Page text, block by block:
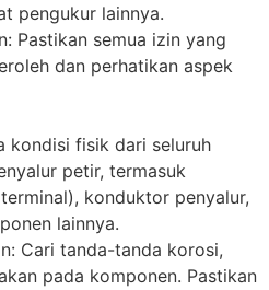
pengukur lainnya.
Pastikan semua izin yang
dan perhatikan aspek
kondisi fisik dari seluruh
petir, termasuk
konduktor penyalur,
lainnya.
Cari tanda-tanda korosi,
pada komponen. Pastikan